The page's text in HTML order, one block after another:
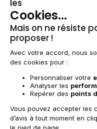
Mentions légales
Conditions générales
© 2009-2025